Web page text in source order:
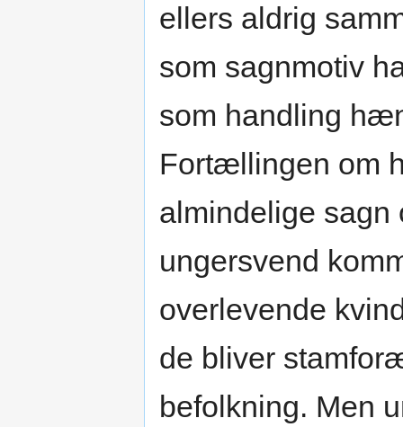
ellers aldrig
som sagnmotiv
som handling
Fortællingen om
almindelige sagn
ungersvend
overlevende
de bliver
befolkning. Men